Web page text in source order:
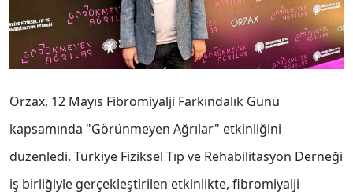
Orzax, 12 Mayıs Fibromiyalji Farkındalık Günü
kapsamında "Görünmeyen Ağrılar" etkinliğini
düzenledi. Türkiye Fiziksel Tıp ve Rehabilitasyon Derneği
iş birliğiyle gerçekleştirilen etkinlikte, fibromiyalji